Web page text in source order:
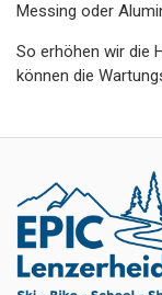
Messing oder
So erhöhen wir die
können die